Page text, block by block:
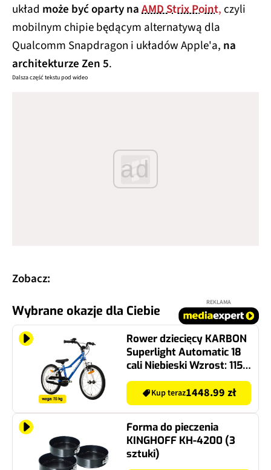
układ może być oparty naAMD Strix Point,czyli
mobilnym chipie będącym alternatywą dla
Qualcomm Snapdragon i układów Apple'a, na
architekturze Zen 5.
Dalsza część tekstu pod wideo
ad
Zobacz:
Wybrane okazje dla Ciebie
REKLAMA
Rower dziecięcy KARBON
Superlight Automatic 18
cali Niebieski Wzrost: 115-
130 cm Wiek: 5-7 lat
Kup teraz1448.99 zł
Forma do pieczenia
KINGHOFF KH-4200 (3
sztuki)